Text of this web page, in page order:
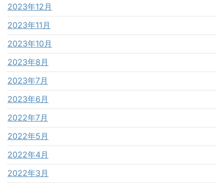
2023年12月
2023年11月
2023年10月
2023年8月
2023年7月
2023年6月
2022年7月
2022年5月
2022年4月
2022年3月